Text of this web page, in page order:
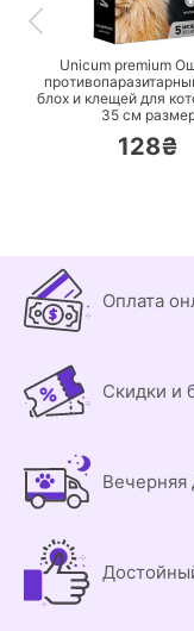
Unicum premium
блох и клещей для
35 см
128₴
Оплата
Скидки и
Вечерняя